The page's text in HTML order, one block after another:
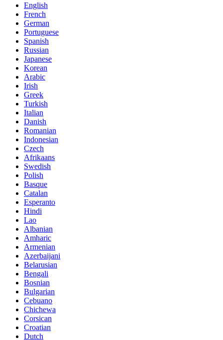
English
French
German
Portuguese
Spanish
Russian
Japanese
Korean
Arabic
Irish
Greek
Turkish
Italian
Danish
Romanian
Indonesian
Czech
Afrikaans
Swedish
Polish
Basque
Catalan
Esperanto
Hindi
Lao
Albanian
Amharic
Armenian
Azerbaijani
Belarusian
Bengali
Bosnian
Bulgarian
Cebuano
Chichewa
Corsican
Croatian
Dutch